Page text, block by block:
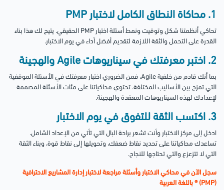
1. محاكاة النطاق الكامل لاختبار PMP
تحاكي أنظمتنا شكل وتوقيت ونمط أسئلة اختبار PMP الحقيقي. يتيح لك هذا بناء
القدرة على التحمل والثقة اللازمة لتقديم أفضل أداء في يوم الاختبار.
2. اختبر معرفتك في سيناريوهات Agile والهجينة
بما أنك قادم من خلفية Agile، فمن الضروري اختبار معرفتك في الأسئلة الموقفية
التي تمزج بين الأساليب المختلفة. تحتوي محاكياتنا على مئات الأسئلة المصممة
لإعدادك لهذه السيناريوهات المعقدة والهجينة.
3. اكتسب الثقة للتفوق في يوم الاختبار
ادخل إلى مركز الاختبار وأنت تشعر براحة البال التي تأتي من الإعداد الشامل.
تساعدك محاكياتنا على تحديد نقاط ضعفك، وتحويلها إلى نقاط قوة، وبناء الثقة
التي لا تتزعزع والتي تحتاجها للنجاح.
سجل الآن في محاكي الاختبار وأسئلة مراجعة لاختبار إدارة المشاريع الاحترافية
(PMP) ® باللغة العربية